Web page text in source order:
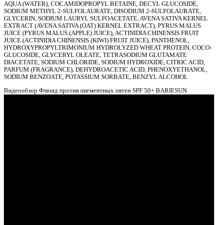
AQUA (WATER), COCAMIDOPROPYL BETAINE, DECYL GLUCOSIDE,
SODIUM METHYL 2-SULFOLAURATE, DISODIUM 2-SULFOLAURATE,
GLYCERIN, SODIUM LAURYL SULFOACETATE, AVENA SATIVA KERNEL
EXTRACT (AVENA SATIVA (OAT) KERNEL EXTRACT), PYRUS MALUS
JUICE (PYRUS MALUS (APPLE) JUICE), ACTINIDIA CHINENSIS FRUIT
JUICE (ACTINIDIA CHINENSIS (KIWI) FRUIT JUICE), PANTHENOL,
HYDROXYPROPYLTRIMONIUM HYDROLYZED WHEAT PROTEIN, COCO-
GLUCOSIDE, GLYCERYL OLEATE, TETRASODIUM GLUTAMATE
DIACETATE, SODIUM CHLORIDE, SODIUM HYDROXIDE, CITRIC ACID,
PARFUM (FRAGRANCE), DEHYDROACETIC ACID, PHENOXYETHANOL,
SODIUM BENZOATE, POTASSIUM SORBATE, BENZYL ALCOHOL
Видеообзор Флюид против пигментных пятен SPF 50+ BARIESUN